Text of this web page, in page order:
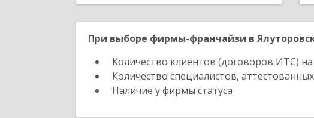
При выборе фирмы-франчайзи в
Количество клиентов (договоров ИТС)
Количество специалистов,
Наличие у фирмы статуса